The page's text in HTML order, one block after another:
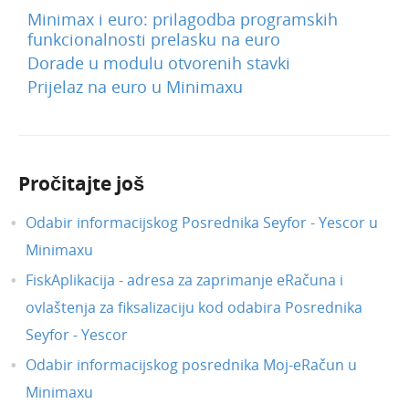
Prosinac 2022.
Listopad 2022.
Studeni 2024.
Travanj 2022.
Travanj 2024.
Prosinac 2021.
Studeni 2021.
Listopad 2021.
Lipanj 2021.
Minimax i euro: prilagodba programskih
funkcionalnosti prelasku na euro
Dorade u modulu otvorenih stavki
Prijelaz na euro u Minimaxu
Pročitajte još
Odabir informacijskog Posrednika Seyfor - Yescor u
Minimaxu
FiskAplikacija - adresa za zaprimanje eRačuna i
ovlaštenja za fiksalizaciju kod odabira Posrednika
Seyfor - Yescor
Odabir informacijskog posrednika Moj-eRačun u
Minimaxu